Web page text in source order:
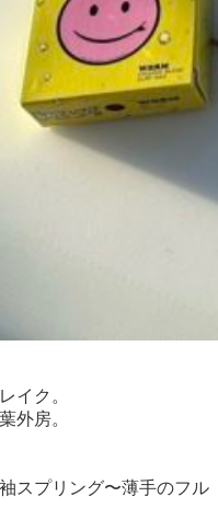
イク。
外房。
スプリング〜薄手のフル